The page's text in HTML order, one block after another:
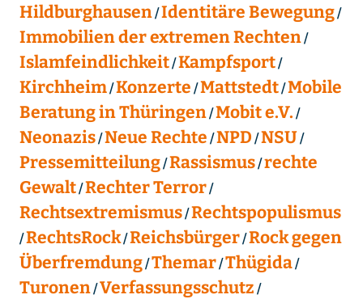
Hildburghausen Identitäre Bewegung
Immobilien der extremen Rechten
Islamfeindlichkeit Kampfsport
Kirchheim Konzerte Mattstedt Mobile
Beratung in Thüringen Mobit e.V.
Neonazis Neue Rechte NPD NSU
Pressemitteilung Rassismus rechte
Gewalt Rechter Terror
Rechtsextremismus Rechtspopulismus
RechtsRock Reichsbürger Rock gegen
Überfremdung Themar Thügida
Turonen Verfassungsschutz